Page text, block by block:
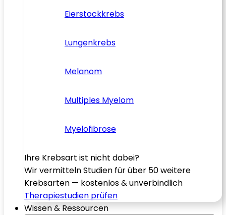
Eierstockkrebs
Lungenkrebs
Melanom
Multiples Myelom
Myelofibrose
Ihre Krebsart ist nicht dabei?
Wir vermitteln Studien für über 50 weitere
Krebsarten — kostenlos & unverbindlich
Therapiestudien prüfen
Wissen & Ressourcen